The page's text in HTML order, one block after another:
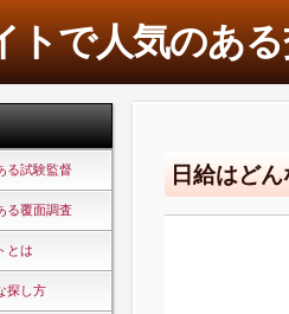
トで人気のあ
る試験監督
る覆面調査
とは
探し方
日給はど